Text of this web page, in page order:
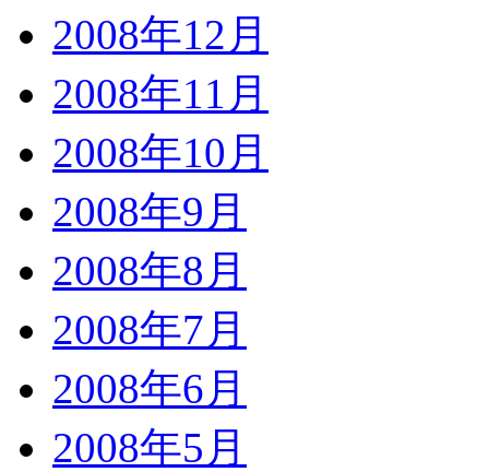
2008年12月
2008年11月
2008年10月
2008年9月
2008年8月
2008年7月
2008年6月
2008年5月